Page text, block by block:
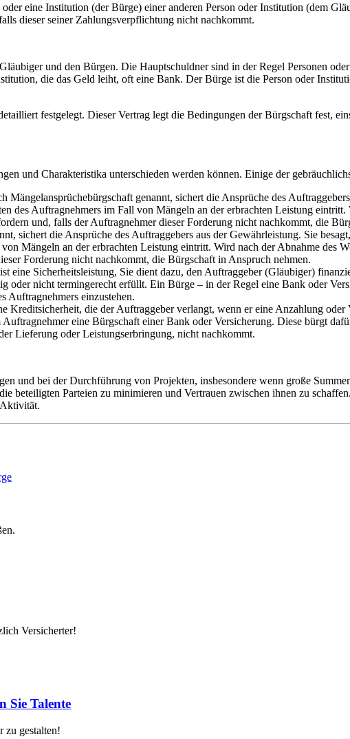
eine Institution (der Bürge) einer anderen Person oder Institution (dem
dieser seiner Zahlungsverpflichtung nicht nachkommt.
und den Bürgen. Die Hauptschuldner sind in der Regel Personen
die das Geld leiht, oft eine Bank. Der Bürge ist die Person oder
festgelegt. Dieser Vertrag legt die Bedingungen der Bürgschaft fest,
und Charakteristika unterschieden werden können. Einige der
Mängelansprüchebürgschaft genannt, sichert die Ansprüche des
des Auftragnehmers im Fall von Mängeln an der erbrachten Leistung
und, falls der Auftragnehmer dieser Forderung nicht nachkommt, die
sichert die Ansprüche des Auftraggebers aus der Gewährleistung. Sie
Mängeln an der erbrachten Leistung eintritt. Wird nach der Abnahme des
Forderung nicht nachkommt, die Bürgschaft in Anspruch nehmen.
eine Sicherheitsleistung, Sie dient dazu, den Auftraggeber (Gläubiger)
oder nicht termingerecht erfüllt. Ein Bürge – in der Regel eine Bank oder
Auftragnehmers einzustehen.
Kreditsicherheit, die der Auftraggeber verlangt, wenn er eine Anzahlung
eine Bürgschaft einer Bank oder Versicherung. Diese bürgt
Lieferung oder Leistungserbringung, nicht nachkommt.
und bei der Durchführung von Projekten, insbesondere wenn große
beteiligten Parteien zu minimieren und Vertrauen zwischen ihnen zu
Versicherter!
Sie Talente
zu gestalten!